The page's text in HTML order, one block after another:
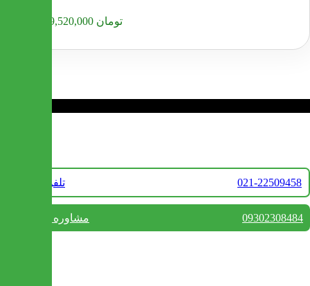
9,520,000 تومان
تلفن فروش 021-22509458
مشاوره واتس آپ 09302308484